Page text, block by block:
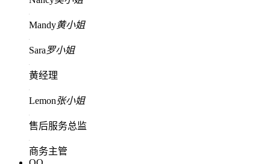
Mandy黄小姐
Sara罗小姐
黄经理
Lemon张小姐
售后服务总监
商务主管